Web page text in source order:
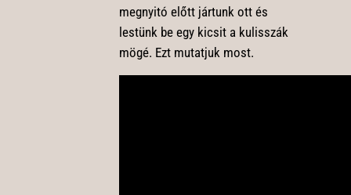
megnyitó előtt jártunk ott és
lestünk be egy kicsit a kulisszák
mögé. Ezt mutatjuk most.